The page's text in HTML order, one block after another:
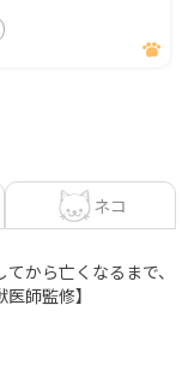
ネコ
から亡くなるまで、
師監修】